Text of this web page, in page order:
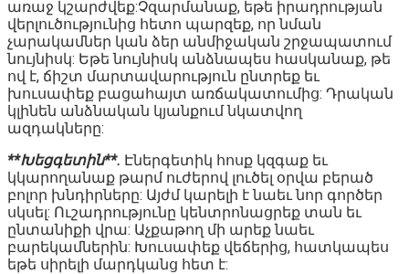
առաջ կշարժվեք:Չզարմանաք, եթե իրադրության
վերլուծությունից հետո պարզեք, որ նման
չարակամներ կան ձեր անմիջական շրջապատում
նույնիսկ: Եթե նույնիսկ անձնապես հասկանաք, թե
ով է, ճիշտ մարտավարություն ընտրեք եւ
խուսափեք բացահայտ առճակատումից: Դրական
կլինեն անձնական կյանքում նկատվող
ազդակները:
**Խեցգետին**. Էներգետիկ հոսք կզգաք եւ
կկարողանաք թարմ ուժերով լուծել օրվա բերած
բոլոր խնդիրները: Այժմ կարելի է նաեւ նոր գործեր
սկսել: Ուշադրությունը կենտրոնացրեք տան եւ
ընտանիքի վրա: Աչքաթող մի արեք նաեւ
բարեկամներին: Խուսափեք վեճերից, հատկապես
եթե սիրելի մարդկանց հետ է: